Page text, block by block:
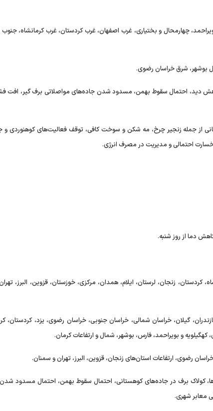
و بویراحمد، چهارمحال و بختیاری، غرب اصفهان، غرب کردستان، غرب کرمانشاه،
دید، احتمال سقوط بهمن، مسدود شدن جاده‌های مواصلاتی برف گیر، افت
از جمله زنجیر چرخ، مه شکن و سوخت کافی، توقف فعالیت‌های کوهنوردی و
احتمالی و مدیریت در مصرف انرژی.
دما از روز شنبه.
کرمانشاه، کردستان، زنجان، لرستان، ایلام، همدان، مرکزی، خوزستان، قزوین، البرز،
مازندران، گیلان، خراسان شمالی، خراسان جنوبی، خراسان رضوی، یزد، کردستان،
و بویراحمد، فارس، بوشهر، شمال و ارتفاعات کرمان.
کولاک برف در جاده‌های کوهستانی، احتمال سقوط بهمن، احتمال مسدود
معابر شهری.